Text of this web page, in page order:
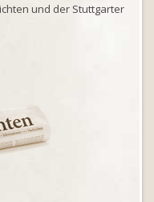
und der Stuttgarter